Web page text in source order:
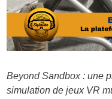
Beyond Sandbox : une
simulation de jeux VR